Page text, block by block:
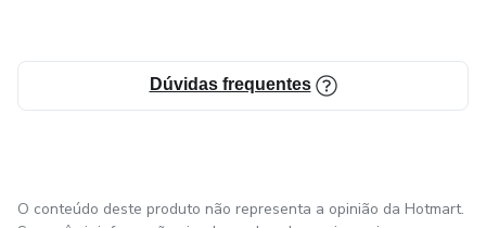
Dúvidas frequentes
O conteúdo deste produto não representa a opinião da Hotmart.